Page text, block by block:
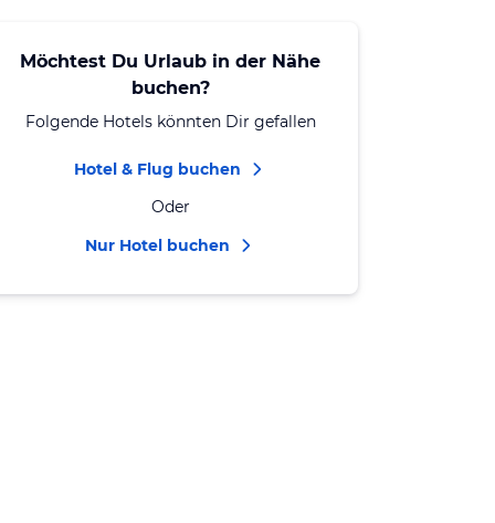
Möchtest Du Urlaub in der Nähe
buchen?
Folgende Hotels könnten Dir gefallen
Hotel & Flug buchen
Oder
Nur Hotel buchen